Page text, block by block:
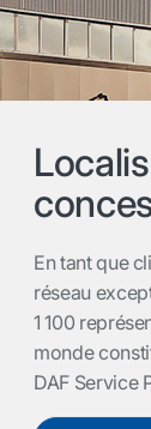
En tant que
réseau
1 100
monde
DAF Service